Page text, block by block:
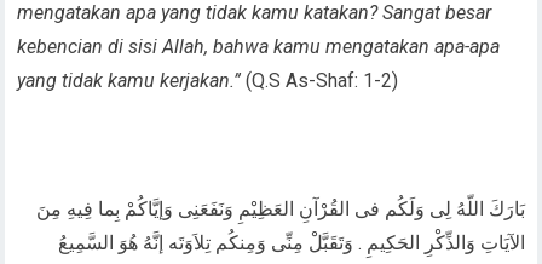
mengatakan apa yang tidak kamu katakan? Sangat besar
kebencian di sisi Allah, bahwa kamu mengatakan apa-apa
yang tidak kamu kerjakan.”(Q.S As-Shaf: 1-2)
بَارَكَ اللّهُ لِى وَلَكُم فى القُرْآنِ العَظِيْمِ وَنَفَعَنِى وَإيَّاكُمْ بِما فِيهِ مِنَ
الآيَاتِ وَالذِّكْرِ الحَكِيمِ . وَتَقَبَّلْ مِنِّى وَمِنكُم تِلاَوَتَه إنَّهُ هُوَ السَّمِيعُ